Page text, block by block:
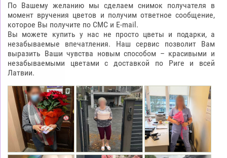
По Вашему желанию мы сделаем снимок получателя в
момент вручения цветов и получим ответное сообщение,
которое Вы получите по СМС и E-mail.
Вы можете купить у нас не просто цветы и подарки, а
незабываемые впечатления. Наш сервис позволит Вам
выразить Ваши чувства новым способом – красивыми и
незабываемыми цветами с доставкой по Риге и всей
Латвии.